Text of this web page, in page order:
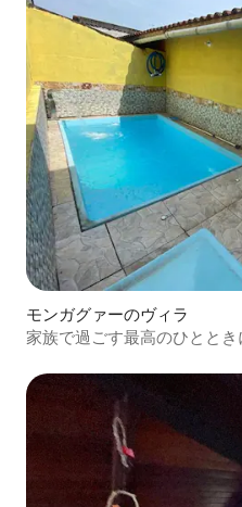
モンガグァーのヴィラ
家族で過ごす最高のひとと